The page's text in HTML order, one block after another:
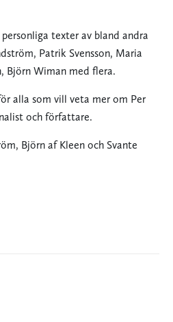
texter av bland andra
Patrik Svensson, Maria
Björn Wiman med flera.
alla som vill veta mer om Per
och författare.
Björn af Kleen och Svante